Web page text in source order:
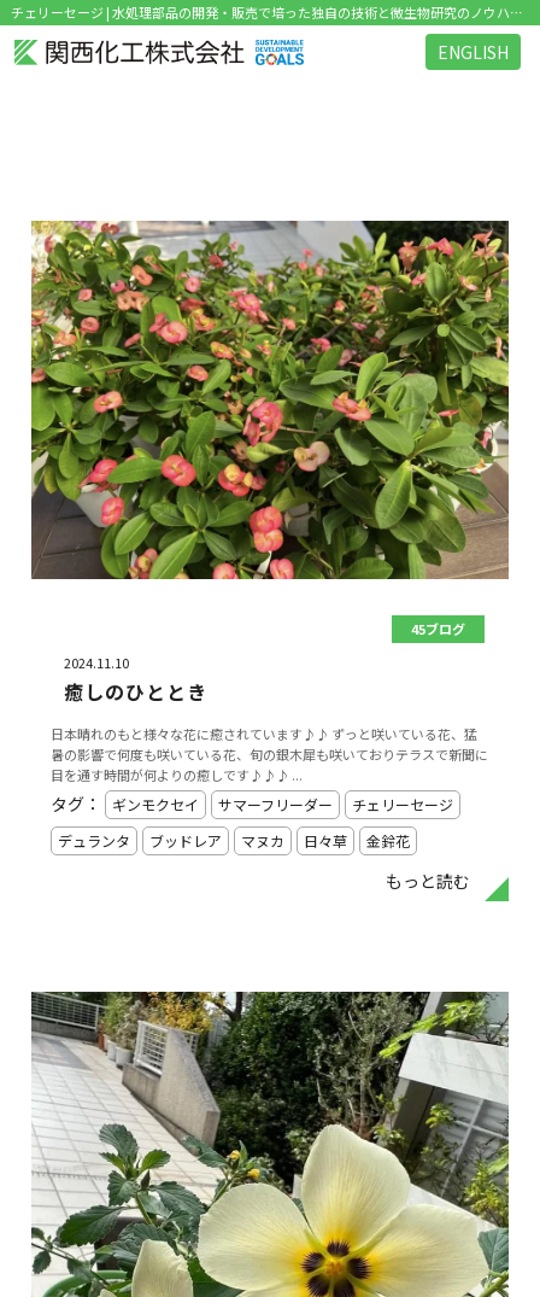
チェリーセージ | 水処理部品の開発・販売で培った独自の技術と微生物研究のノウハウを活かした環境関連ビジネス を展開
ENGLISH
45ブログ
2024.11.10
癒しのひととき
日本晴れのもと様々な花に癒されています♪♪ ずっと咲いている花、猛
暑の影響で何度も咲いている花、旬の銀木犀も咲いておりテラスで新聞に
目を通す時間が何よりの癒しです♪♪♪ ...
もっと読む
タグ： ギンモクセイ サマーフリーダー
チェリーセージ
デュランタ
ブッドレア マヌカ 日々草 金鈴花